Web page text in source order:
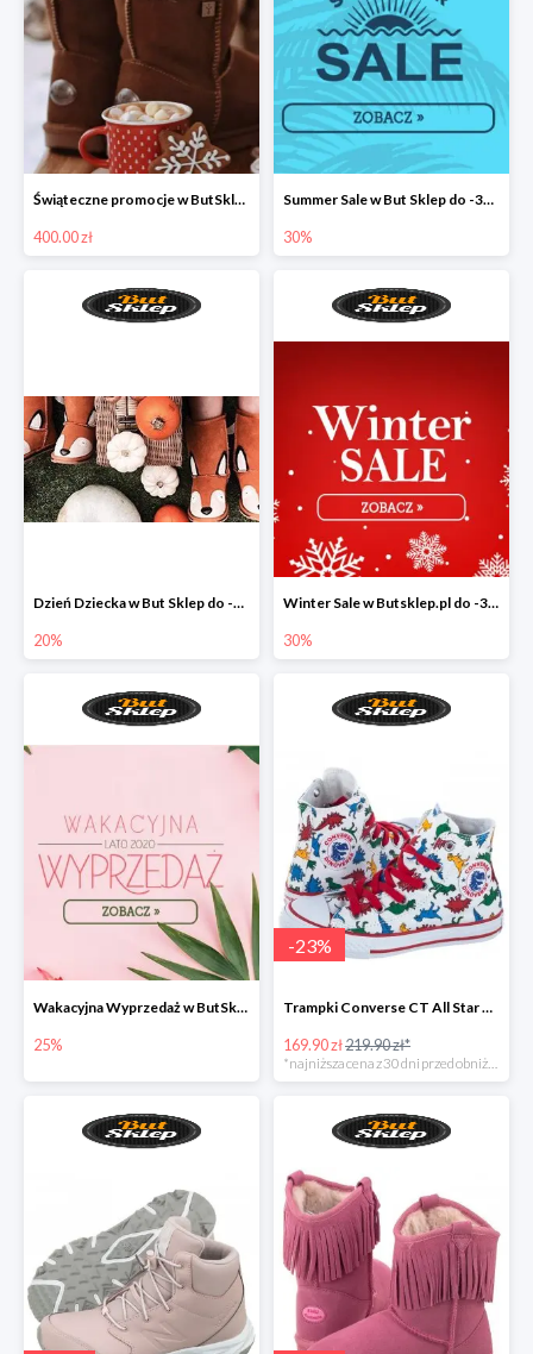
Świąteczne promocje w ButSklep
400.00 zł
Summer Sale w But Sklep do -30%
30%
Dzień Dziecka w But Sklep do -20%
20%
Winter Sale w Butsklep.pl do -30%
30%
Wakacyjna Wyprzedaż w ButSklep.pl do -25
25%
-23%
Trampki Converse CT All Star w super cenie
169.90 zł219.90 zł*